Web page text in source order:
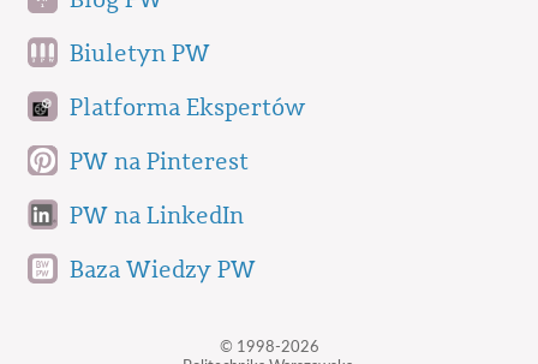
Biuletyn PW
Platforma Ekspertów
PW na Pinterest
PW na LinkedIn
Baza Wiedzy PW
© 1998-2026